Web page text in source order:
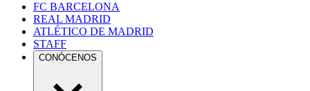
FC BARCELONA
REAL MADRID
ATLÉTICO DE MADRID
STAFF
CONÓCENOS